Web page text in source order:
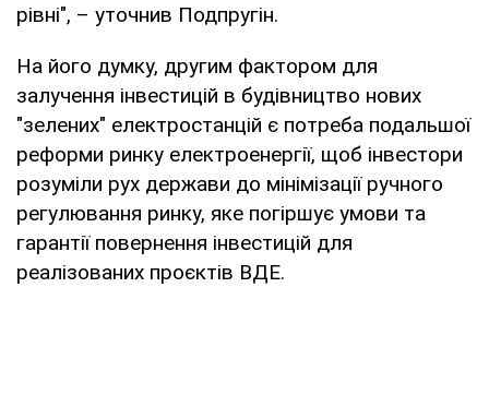
рівні", – уточнив Подпругін.
На його думку, другим фактором для
залучення інвестицій в будівництво нових
"зелених" електростанцій є потреба подальшої
реформи ринку електроенергії, щоб інвестори
розуміли рух держави до мінімізації ручного
регулювання ринку, яке погіршує умови та
гарантії повернення інвестицій для
реалізованих проєктів ВДЕ.